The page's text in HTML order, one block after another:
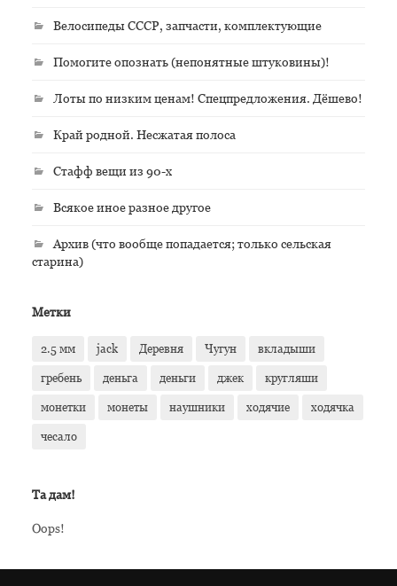
Велосипеды СССР, запчасти, комплектующие
Помогите опознать (непонятные штуковины)!
Лоты по низким ценам! Спецпредложения. Дёшево!
Край родной. Несжатая полоса
Стафф вещи из 90-х
Всякое иное разное другое
Архив (что вообще попадается; только сельская
старина)
Метки
2.5 мм jack Деревня Чугун вкладыши
гребень деньга деньги джек кругляши
монетки монеты наушники ходячие ходячка
чесало
Та дам!
Oops!